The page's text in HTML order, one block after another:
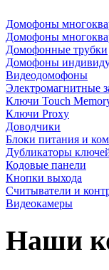
Домофоны
Домофоны
Домофонные трубки
Домофоны
Видеодомофоны
Электромагнитные
Ключи Touch
Ключи Proxy
Доводчики
Блоки питания и
Дубликаторы
Кодовые панели
Кнопки выхода
Считыватели и
Видеокамеры
Наши